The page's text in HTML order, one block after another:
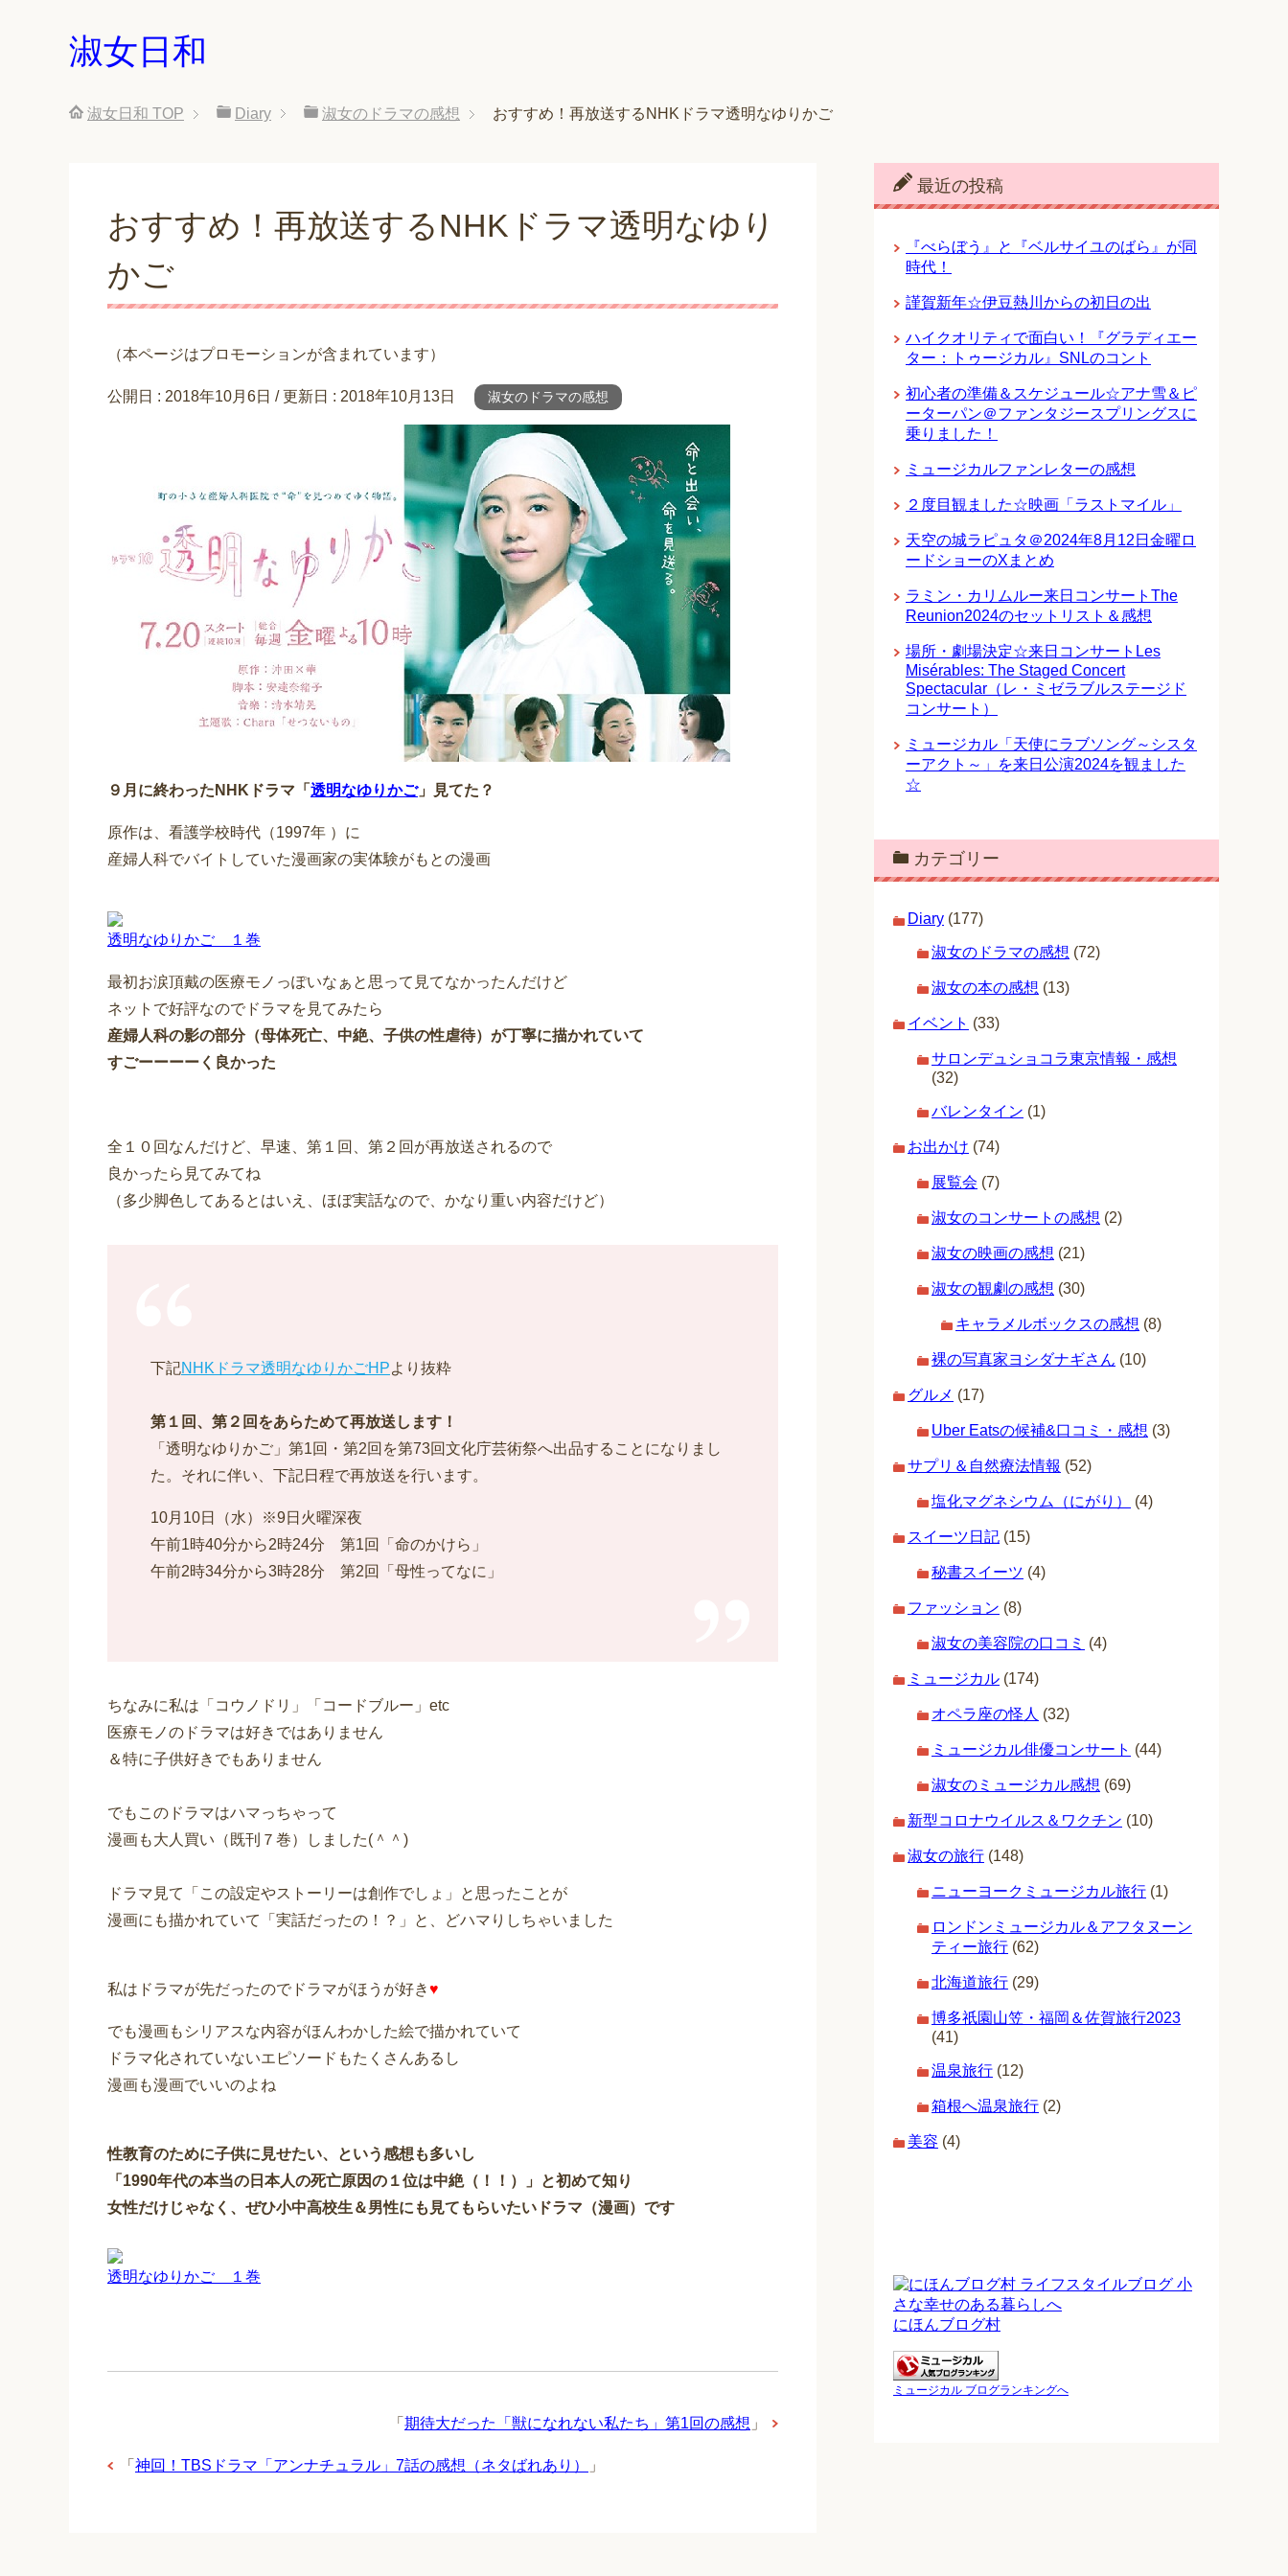
淑女日和
淑女日和 TOP Diary 淑女のドラマの感想 おすすめ！再放送するNHKドラマ透明なゆりかご
おすすめ！再放送するNHKドラマ透明なゆり
かご
（本ページはプロモーションが含まれています）
公開日 : 2018年10月6日 / 更新日 : 2018年10月13日 淑女のドラマの感想
９月に終わったNHKドラマ「 透明なゆりかご」見てた？
原作は、看護学校時代（1997年 ）に
産婦人科でバイトしていた漫画家の実体験がもとの漫画
透明なゆりかご １巻
最初お涙頂戴の医療モノっぽいなぁと思って見てなかったんだけど
ネットで好評なのでドラマを見てみたら
産婦人科の影の部分（母体死亡、中絶、子供の性虐待）が丁寧に描かれていて
すごーーーーく良かった
全１０回なんだけど、早速、第１回、第２回が再放送されるので
良かったら見てみてね
（多少脚色してあるとはいえ、ほぼ実話なので、かなり重い内容だけど）
下記NHKドラマ透明なゆりかごHPより抜粋
第１回、第２回をあらためて再放送します！
「透明なゆりかご」第1回・第2回を第73回文化庁芸術祭へ出品することになりまし
た。それに伴い、下記日程で再放送を行います。
10月10日（水）※9日火曜深夜
午前1時40分から2時24分 第1回「命のかけら」
午前2時34分から3時28分 第2回「母性ってなに」
ちなみに私は「コウノドリ」「コードブルー」etc
医療モノのドラマは好きではありません
＆特に子供好きでもありません
でもこのドラマはハマっちゃって
漫画も大人買い（既刊７巻）しました(＾＾)ゞ
ドラマ見て「この設定やストーリーは創作でしょ」と思ったことが
漫画にも描かれていて「実話だったの！？」と、どハマりしちゃいました
私はドラマが先だったのでドラマがほうが好き♥
でも漫画もシリアスな内容がほんわかした絵で描かれていて
ドラマ化されていないエピソードもたくさんあるし
漫画も漫画でいいのよね
性教育のために子供に見せたい、という感想も多いし
「1990年代の本当の日本人の死亡原因の１位は中絶（！！）」と初めて知り
女性だけじゃなく、ぜひ小中高校生＆男性にも見てもらいたいドラマ（漫画）です
透明なゆりかご １巻
「 期待大だった「獣になれない私たち」第1回の感想 」
「 神回！TBSドラマ「アンナチュラル」7話の感想（ネタばれあり） 」
最近の投稿
『べらぼう』と『ベルサイユのばら』が同
時代！
謹賀新年☆伊豆熱川からの初日の出
ハイクオリティで面白い！『グラディエー
ター：トゥージカル』SNLのコント
初心者の準備＆スケジュール☆アナ雪＆ピ
ーターパン＠ファンタジースプリングスに
乗りました！
ミュージカルファンレターの感想
２度目観ました☆映画「ラストマイル」
天空の城ラピュタ＠2024年8月12日金曜ロ
ードショーのXまとめ
ラミン・カリムルー来日コンサートThe
Reunion2024のセットリスト＆感想
場所・劇場決定☆来日コンサートLes
Misérables: The Staged Concert
Spectacular（レ・ミゼラブルステージド
コンサート）
ミュージカル「天使にラブソング～シスタ
ーアクト～」を来日公演2024を観ました
☆
カテゴリー
Diary (177)
淑女のドラマの感想 (72)
淑女の本の感想 (13)
イベント (33)
サロンデュショコラ東京情報・感想
(32)
バレンタイン (1)
お出かけ (74)
展覧会 (7)
淑女のコンサートの感想 (2)
淑女の映画の感想 (21)
淑女の観劇の感想 (30)
キャラメルボックスの感想 (8)
裸の写真家ヨシダナギさん (10)
グルメ (17)
Uber Eatsの候補&口コミ・感想 (3)
サプリ＆自然療法情報 (52)
塩化マグネシウム（にがり） (4)
スイーツ日記 (15)
秘書スイーツ (4)
ファッション (8)
淑女の美容院の口コミ (4)
ミュージカル (174)
オペラ座の怪人 (32)
ミュージカル俳優コンサート (44)
淑女のミュージカル感想 (69)
新型コロナウイルス＆ワクチン (10)
淑女の旅行 (148)
ニューヨークミュージカル旅行 (1)
ロンドンミュージカル＆アフタヌーン
ティー旅行 (62)
北海道旅行 (29)
博多祇園山笠・福岡＆佐賀旅行2023
(41)
温泉旅行 (12)
箱根へ温泉旅行 (2)
美容 (4)
にほんブログ村
ミュージカル ブログランキングへ